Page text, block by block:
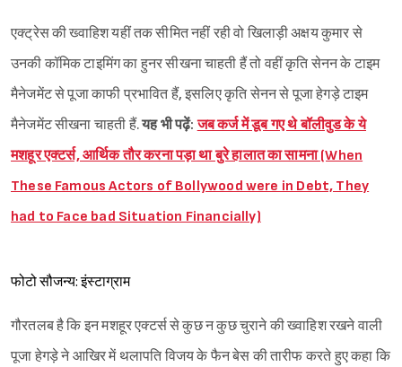
एक्ट्रेस की ख्वाहिश यहीं तक सीमित नहीं रही वो खिलाड़ी अक्षय कुमार से
उनकी कॉमिक टाइमिंग का हुनर सीखना चाहती हैं तो वहीं कृति सेनन के टाइम
मैनेजमेंट से पूजा काफी प्रभावित हैं, इसलिए कृति सेनन से पूजा हेगड़े टाइम
मैनेजमेंट सीखना चाहती हैं.यह भी पढ़ें:जब कर्ज में डूब गए थे बॉलीवुड के ये
मशहूर एक्टर्स, आर्थिक तौर करना पड़ा था बुरे हालात का सामना (When
These Famous Actors of Bollywood were in Debt, They
had to Face bad Situation Financially)
फोटो सौजन्य: इंस्टाग्राम
गौरतलब है कि इन मशहूर एक्टर्स से कुछ न कुछ चुराने की ख्वाहिश रखने वाली
पूजा हेगड़े ने आखिर में थलापति विजय के फैन बेस की तारीफ करते हुए कहा कि